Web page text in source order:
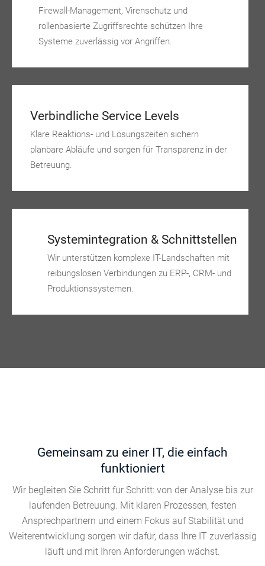
Firewall-Management, Virenschutz und
rollenbasierte Zugriffsrechte schützen Ihre
Systeme zuverlässig vor Angriffen.
Verbindliche Service Levels
Klare Reaktions- und Lösungszeiten sichern
planbare Abläufe und sorgen für Transparenz in der
Betreuung.
Systemintegration & Schnittstellen
Wir unterstützen komplexe IT-Landschaften mit
reibungslosen Verbindungen zu ERP-, CRM- und
Produktionssystemen.
Gemeinsam zu einer IT, die einfach
funktioniert
Wir begleiten Sie Schritt für Schritt: von der Analyse bis zur
laufenden Betreuung. Mit klaren Prozessen, festen
Ansprechpartnern und einem Fokus auf Stabilität und
Weiterentwicklung sorgen wir dafür, dass Ihre IT zuverlässig
läuft und mit Ihren Anforderungen wächst.